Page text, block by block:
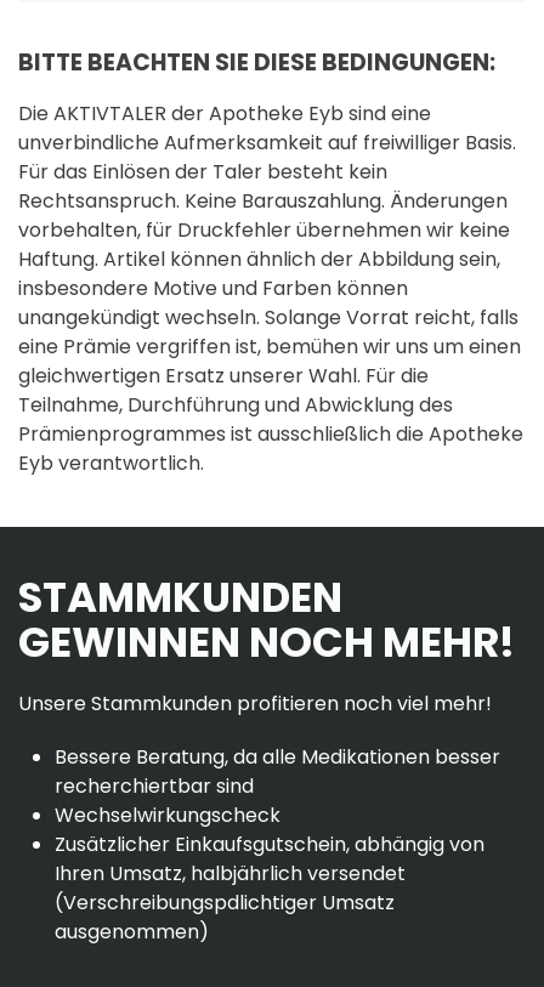
BITTE BEACHTEN SIE DIESE BEDINGUNGEN:
Die AKTIVTALER der Apotheke Eyb sind eine
unverbindliche Aufmerksamkeit auf freiwilliger Basis.
Für das Einlösen der Taler besteht kein
Rechtsanspruch. Keine Barauszahlung. Änderungen
vorbehalten, für Druckfehler übernehmen wir keine
Haftung. Artikel können ähnlich der Abbildung sein,
insbesondere Motive und Farben können
unangekündigt wechseln. Solange Vorrat reicht, falls
eine Prämie vergriffen ist, bemühen wir uns um einen
gleichwertigen Ersatz unserer Wahl. Für die
Teilnahme, Durchführung und Abwicklung des
Prämienprogrammes ist ausschließlich die Apotheke
Eyb verantwortlich.
STAMMKUNDEN
GEWINNEN NOCH MEHR!
Unsere Stammkunden profitieren noch viel mehr!
Bessere Beratung, da alle Medikationen besser
recherchiertbar sind
Wechselwirkungscheck
Zusätzlicher Einkaufsgutschein, abhängig von
Ihren Umsatz, halbjährlich versendet
(Verschreibungspdlichtiger Umsatz
ausgenommen)